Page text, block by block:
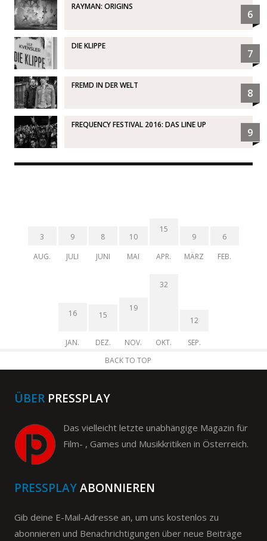
RAYMAN: ORIGINS
6
DIE KLIPPE
7
FREMD IN DER WELT
8
FREQUENCY FESTIVAL 2016: DAS LINE UP
9
3
AUG.
9
JULI
8
JUNI
10
MAI
15
APR.
9
MÄRZ
6
FEB.
16
JAN.
15
DEZ.
19
NOV.
32
OKT.
12
SEP.
BACK TO TOP
ÜBER PRESSPLAY
Das vielleicht letzte unabhängige Magazin für
Film- , Games und Musikkritiken in Österreich.
PRESSPLAYABONNIEREN
Gib deine E-Mail-Adresse an, um uns kostenlos zu
abonnieren und Benachrichtigungen über neue Beiträge